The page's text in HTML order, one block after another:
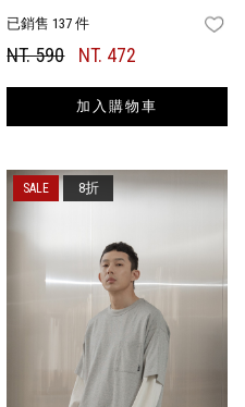
FAVORITES
已銷售 137 件
NT. 590 NT. 472
加入購物車
8折